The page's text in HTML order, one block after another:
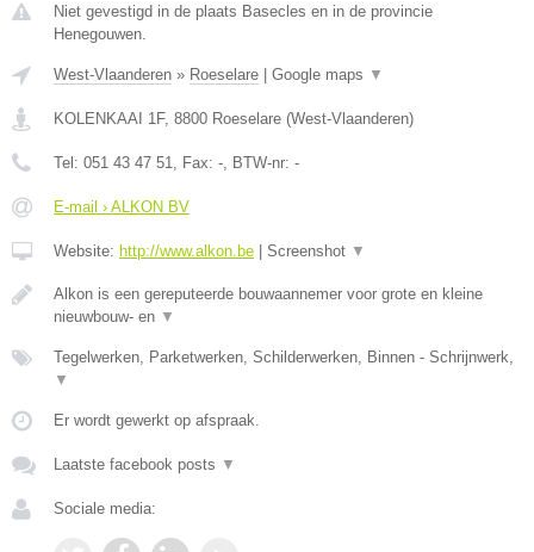
Niet gevestigd in de plaats Basecles en in de provincie
Henegouwen.
West-Vlaanderen » Roeselare | Google maps ▼
KOLENKAAI 1F, 8800 Roeselare (West-Vlaanderen)
Tel: 051 43 47 51 , Fax: - , BTW-nr: -
E-mail › ALKON BV
Website: http://www.alkon.be | Screenshot ▼
Alkon is een gereputeerde bouwaannemer voor grote en kleine
nieuwbouw- en ▼
Tegelwerken, Parketwerken, Schilderwerken, Binnen - Schrijnwerk,
▼
Er wordt gewerkt op afspraak.
Laatste facebook posts ▼
Sociale media: